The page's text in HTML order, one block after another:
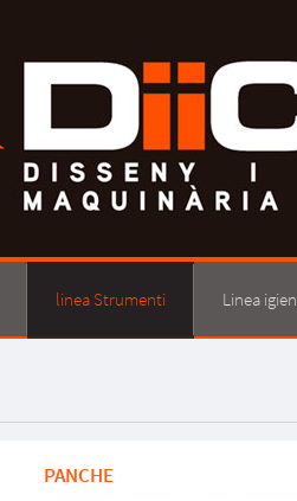
linea Strumenti Linea
PANCHE